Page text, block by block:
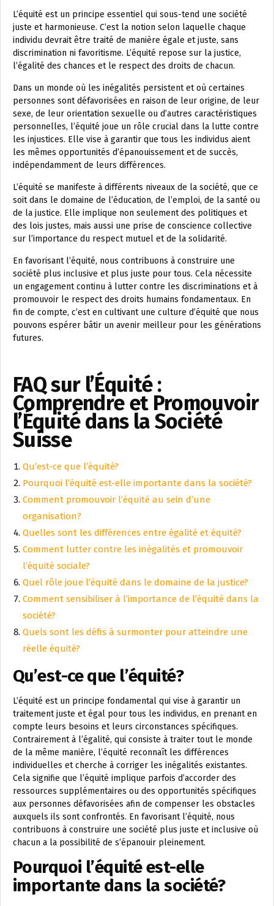
L’équité est un principe essentiel qui sous-tend une société
juste et harmonieuse. C’est la notion selon laquelle chaque
individu devrait être traité de manière égale et juste, sans
discrimination ni favoritisme. L’équité repose sur la justice,
l’égalité des chances et le respect des droits de chacun.
Dans un monde où les inégalités persistent et où certaines
personnes sont défavorisées en raison de leur origine, de leur
sexe, de leur orientation sexuelle ou d’autres caractéristiques
personnelles, l’équité joue un rôle crucial dans la lutte contre
les injustices. Elle vise à garantir que tous les individus aient
les mêmes opportunités d’épanouissement et de succès,
indépendamment de leurs différences.
L’équité se manifeste à différents niveaux de la société, que ce
soit dans le domaine de l’éducation, de l’emploi, de la santé ou
de la justice. Elle implique non seulement des politiques et
des lois justes, mais aussi une prise de conscience collective
sur l’importance du respect mutuel et de la solidarité.
En favorisant l’équité, nous contribuons à construire une
société plus inclusive et plus juste pour tous. Cela nécessite
un engagement continu à lutter contre les discriminations et à
promouvoir le respect des droits humains fondamentaux. En
fin de compte, c’est en cultivant une culture d’équité que nous
pouvons espérer bâtir un avenir meilleur pour les générations
futures.
FAQ sur l’Équité :
Comprendre et Promouvoir
l’Équité dans la Société
Suisse
Qu’est-ce que l’équité?
Pourquoi l’équité est-elle importante dans la société?
Comment promouvoir l’équité au sein d’une
organisation?
Quelles sont les différences entre égalité et équité?
Comment lutter contre les inégalités et promouvoir
l’équité sociale?
Quel rôle joue l’équité dans le domaine de la justice?
Comment sensibiliser à l’importance de l’équité dans la
société?
Quels sont les défis à surmonter pour atteindre une
réelle équité?
Qu’est-ce que l’équité?
L’équité est un principe fondamental qui vise à garantir un
traitement juste et égal pour tous les individus, en prenant en
compte leurs besoins et leurs circonstances spécifiques.
Contrairement à l’égalité, qui consiste à traiter tout le monde
de la même manière, l’équité reconnaît les différences
individuelles et cherche à corriger les inégalités existantes.
Cela signifie que l’équité implique parfois d’accorder des
ressources supplémentaires ou des opportunités spécifiques
aux personnes défavorisées afin de compenser les obstacles
auxquels ils sont confrontés. En favorisant l’équité, nous
contribuons à construire une société plus juste et inclusive où
chacun a la possibilité de s’épanouir pleinement.
Pourquoi l’équité est-elle
importante dans la société?